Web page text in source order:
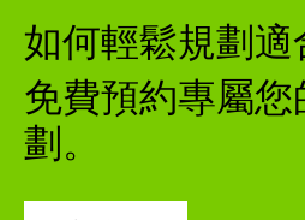
如何輕鬆規劃適
免費預約專屬您
劃。